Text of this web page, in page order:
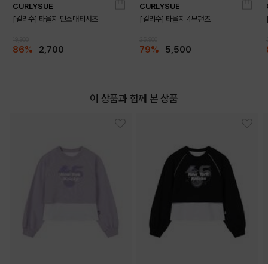
DETAILS
CURLYSUE
[컬리수] 타올지 민소매티셔츠
86% 2,700
CURLYSUE
[컬리수] 타올지 4부팬츠
79% 5,500
이 상품과 함께 본 상품